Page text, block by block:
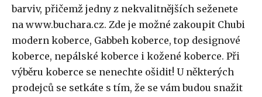
barviv, přičemž jedny z nekvalitnějších seženete
na www.buchara.cz. Zde je možné zakoupit Chubi
modern koberce, Gabbeh koberce, top designové
koberce, nepálské koberce i kožené koberce. Při
výběru koberce se nenechte ošidit! U některých
prodejců se setkáte s tím, že se vám budou snažit